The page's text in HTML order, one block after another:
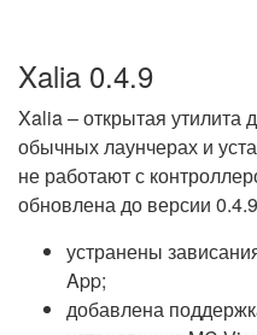
Xalia 0.4.9
Xalia – открытая утилита
обычных лаунчерах и
не работают с
обновлена до версии
устранены
App;
добавлена